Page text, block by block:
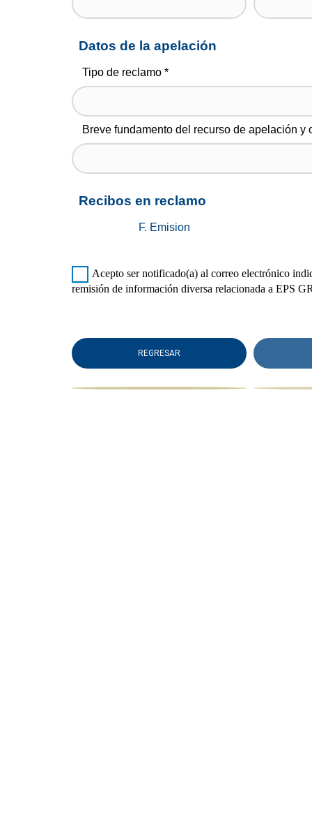
Datos de la apelación
Tipo de reclamo *
Breve fundamento del recurso de apelación y
Recibos en reclamo
F. Emision
Acepto ser notificado(a) al correo electrónico
remisión de información diversa relacionada a EPS
REGRESAR